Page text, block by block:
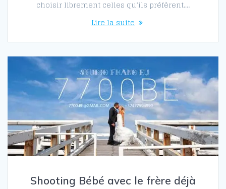
choisir librement celles qu’ils préfèrent.…
Lire la suite
Shooting Bébé avec le frère déjà